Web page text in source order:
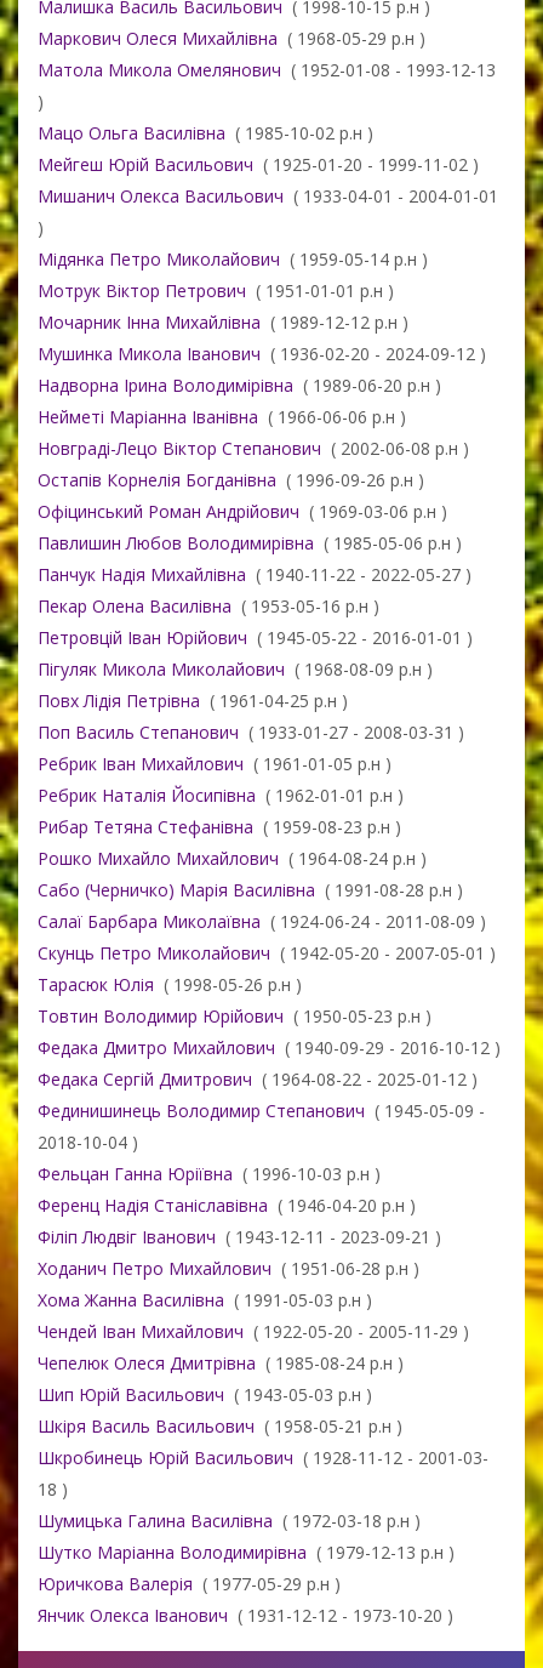
Малишка Василь Васильович ( 1998-10-15 р.н )
Маркович Олеся Михайлівна ( 1968-05-29 р.н )
Матола Микола Омелянович ( 1952-01-08 - 1993-12-13
)
Мацо Ольга Василівна ( 1985-10-02 р.н )
Мейгеш Юрій Васильович ( 1925-01-20 - 1999-11-02 )
Мишанич Олекса Васильович ( 1933-04-01 - 2004-01-01
)
Мідянка Петро Миколайович ( 1959-05-14 р.н )
Мотрук Віктор Петрович ( 1951-01-01 р.н )
Мочарник Інна Михайлівна ( 1989-12-12 р.н )
Мушинка Микола Іванович ( 1936-02-20 - 2024-09-12 )
Надворна Ірина Володимірівна ( 1989-06-20 р.н )
Нейметі Маріанна Іванівна ( 1966-06-06 р.н )
Новграді-Лецо Віктор Степанович ( 2002-06-08 р.н )
Остапів Корнелія Богданівна ( 1996-09-26 р.н )
Офіцинський Роман Андрійович ( 1969-03-06 р.н )
Павлишин Любов Володимирівна ( 1985-05-06 р.н )
Панчук Надія Михайлівна ( 1940-11-22 - 2022-05-27 )
Пекар Олена Василівна ( 1953-05-16 р.н )
Петровцій Іван Юрійович ( 1945-05-22 - 2016-01-01 )
Пігуляк Микола Миколайович ( 1968-08-09 р.н )
Повх Лідія Петрівна ( 1961-04-25 р.н )
Поп Василь Степанович ( 1933-01-27 - 2008-03-31 )
Ребрик Іван Михайлович ( 1961-01-05 р.н )
Ребрик Наталія Йосипівна ( 1962-01-01 р.н )
Рибар Тетяна Стефанівна ( 1959-08-23 р.н )
Рошко Михайло Михайлович ( 1964-08-24 р.н )
Сабо (Черничко) Марія Василівна ( 1991-08-28 р.н )
Салаї Барбара Миколаївна ( 1924-06-24 - 2011-08-09 )
Скунць Петро Миколайович ( 1942-05-20 - 2007-05-01 )
Тарасюк Юлія ( 1998-05-26 р.н )
Товтин Володимир Юрійович ( 1950-05-23 р.н )
Федака Дмитро Михайлович ( 1940-09-29 - 2016-10-12 )
Федака Сергій Дмитрович ( 1964-08-22 - 2025-01-12 )
Фединишинець Володимир Степанович ( 1945-05-09 -
2018-10-04 )
Фельцан Ганна Юріївна ( 1996-10-03 р.н )
Ференц Надія Станіславівна ( 1946-04-20 р.н )
Філіп Людвіг Іванович ( 1943-12-11 - 2023-09-21 )
Ходанич Петро Михайлович ( 1951-06-28 р.н )
Хома Жанна Василівна ( 1991-05-03 р.н )
Чендей Іван Михайлович ( 1922-05-20 - 2005-11-29 )
Чепелюк Олеся Дмитрівна ( 1985-08-24 р.н )
Шип Юрій Васильович ( 1943-05-03 р.н )
Шкіря Василь Васильович ( 1958-05-21 р.н )
Шкробинець Юрій Васильович ( 1928-11-12 - 2001-03-
18 )
Шумицька Галина Василівна ( 1972-03-18 р.н )
Шутко Маріанна Володимирівна ( 1979-12-13 р.н )
Юричкова Валерія ( 1977-05-29 р.н )
Янчик Олекса Іванович ( 1931-12-12 - 1973-10-20 )